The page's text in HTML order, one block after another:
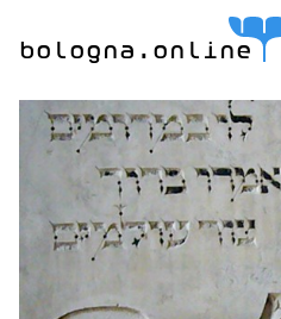
bologna.online